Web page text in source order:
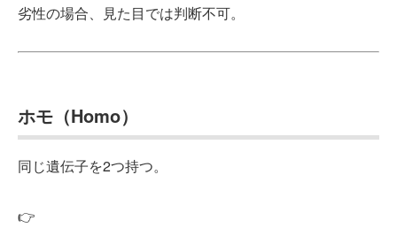
劣性の場合、見た目では判断不可。
ホモ（Homo）
同じ遺伝子を2つ持つ。
👉